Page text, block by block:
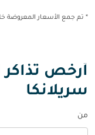
* تم جمع الأسعار المعروضة خلال آخر 48 ساعة وقد لا تكون
أرخص تذاكر
سريلانكا
من